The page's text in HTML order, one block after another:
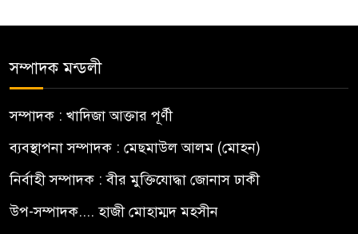
সম্পাদক মন্ডলী
সম্পাদক : খাদিজা আক্তার পূর্ণী
ব্যবস্থাপনা সম্পাদক : মেছমাউল আলম (মোহন)
নির্বাহী সম্পাদক : বীর মুক্তিযোদ্ধা জোনাস ঢাকী
উপ-সম্পাদক.... হাজী মোহাম্মদ মহসীন